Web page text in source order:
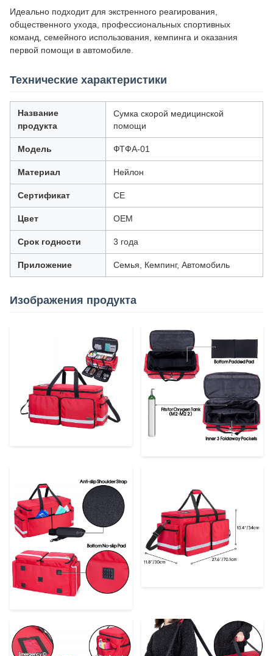
Идеально подходит для экстренного реагирования,
общественного ухода, профессиональных спортивных
команд, семейного использования, кемпинга и оказания
первой помощи в автомобиле.
Технические характеристики
Название
продукта
Сумка скорой медицинской
помощи
Модель ФТФА-01
Материал Нейлон
Сертификат CE
Цвет OEM
Срок годности 3 года
Приложение Семья, Кемпинг, Автомобиль
Изображения продукта